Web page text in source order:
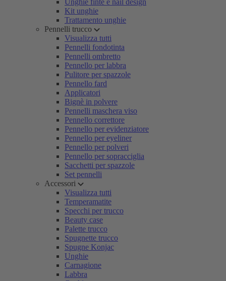
Unghie finte e nail design
Kit unghie
Trattamento unghie
Pennelli trucco
Visualizza tutti
Pennelli fondotinta
Pennelli ombretto
Pennello per labbra
Pulitore per spazzole
Pennello fard
Applicatori
Bignè in polvere
Pennelli maschera viso
Pennello correttore
Pennello per evidenziatore
Pennello per eyeliner
Pennello per polveri
Pennello per sopracciglia
Sacchetti per spazzole
Set pennelli
Accessori
Visualizza tutti
Temperamatite
Specchi per trucco
Beauty case
Palette trucco
Spugnette trucco
Spugne Konjac
Unghie
Carnagione
Labbra